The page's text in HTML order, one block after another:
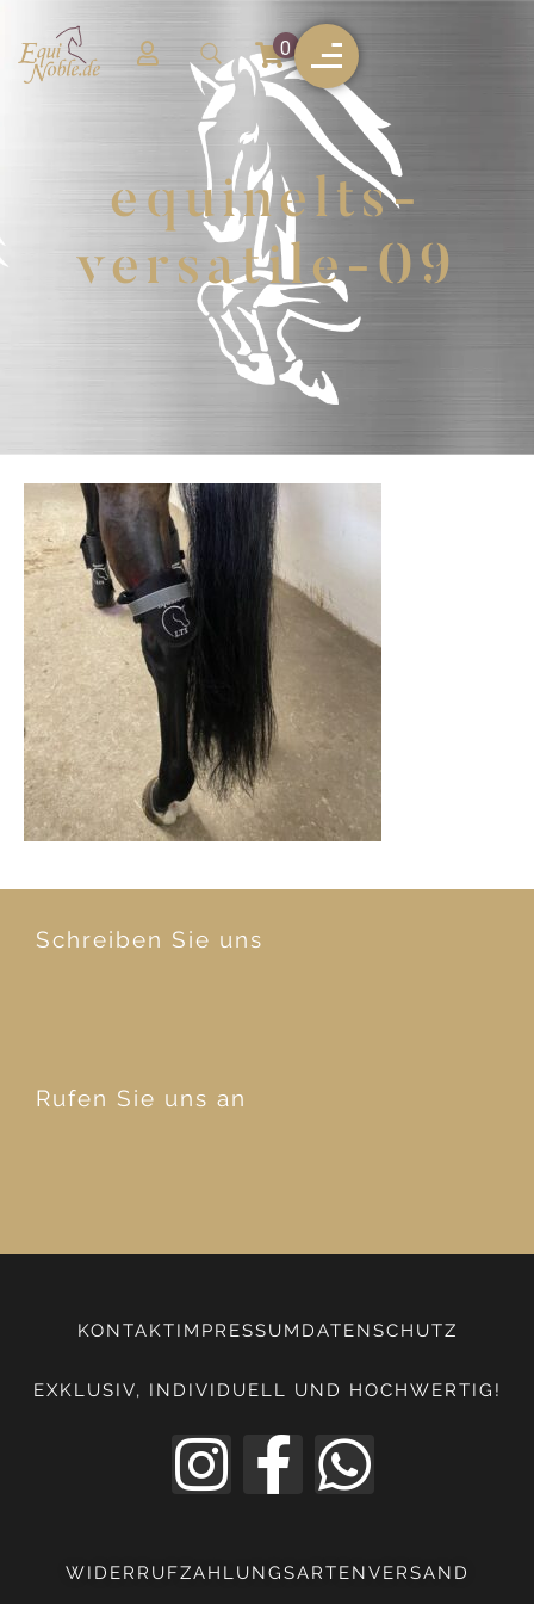
0
equinelts-
versatile-09
Schreiben Sie uns
Rufen Sie uns an
KONTAKT IMPRESSUM DATENSCHUTZ
EXKLUSIV, INDIVIDUELL UND HOCHWERTIG!
WIDERRUF ZAHLUNGSARTEN VERSAND